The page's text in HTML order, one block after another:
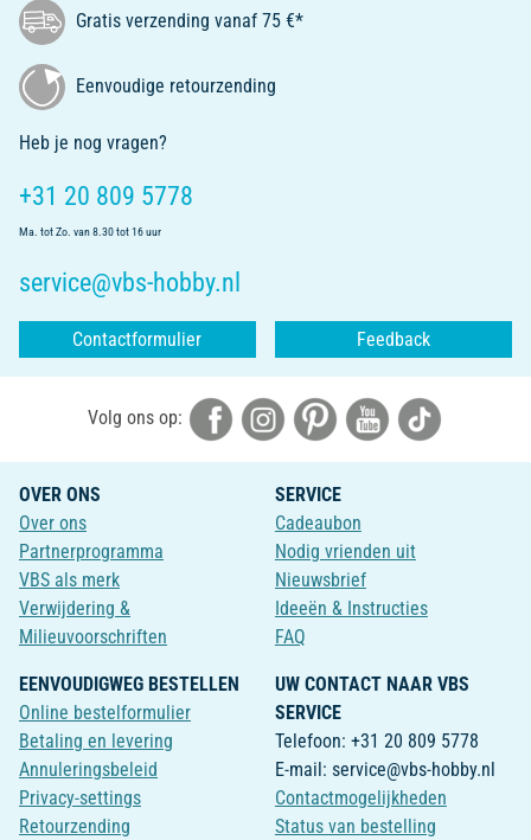
Gratis verzending vanaf 75 €*
Eenvoudige retourzending
Heb je nog vragen?
+31 20 809 5778
Ma. tot Zo. van 8.30 tot 16 uur
service@vbs-hobby.nl
Contactformulier Feedback
Volg ons op:
OVER ONS
Over ons
Partnerprogramma
VBS als merk
Verwijdering &
Milieuvoorschriften
SERVICE
Cadeaubon
Nodig vrienden uit
Nieuwsbrief
Ideeën & Instructies
FAQ
EENVOUDIGWEG BESTELLEN
Online bestelformulier
Betaling en levering
Annuleringsbeleid
Privacy-settings
Retourzending
UW CONTACT NAAR VBS
SERVICE
Telefoon: +31 20 809 5778
E-mail: service@vbs-hobby.nl
Contactmogelijkheden
Status van bestelling